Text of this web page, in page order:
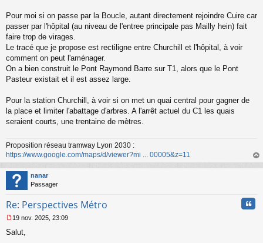
Pour moi si on passe par la Boucle, autant directement rejoindre Cuire car
passer par l'hôpital (au niveau de l'entree principale pas Mailly hein) fait
faire trop de virages.
Le tracé que je propose est rectiligne entre Churchill et l'hôpital, à voir
comment on peut l'aménager.
On a bien construit le Pont Raymond Barre sur T1, alors que le Pont
Pasteur existait et il est assez large.
Pour la station Churchill, à voir si on met un quai central pour gagner de
la place et limiter l'abattage d'arbres. A l'arrêt actuel du C1 les quais
seraient courts, une trentaine de mètres.
Proposition réseau tramway Lyon 2030 :
https://www.google.com/maps/d/viewer?mi ... 00005&z=11
au
nanar
Passager
Re: Perspectives Métro
e
19 nov. 2025, 23:09
Salut,